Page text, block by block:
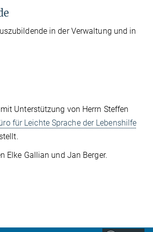
in der Verwaltung und in
Unterstützung von Herrn Steffen
für Leichte Sprache der Lebenshilfe
Elke Gallian und Jan Berger.